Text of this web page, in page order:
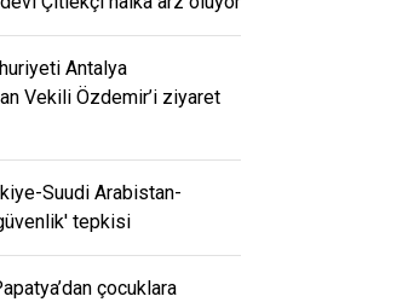
Antalya
Vekili Özdemir’i ziyaret
Suudi Arabistan-
tepkisi
çocuklara